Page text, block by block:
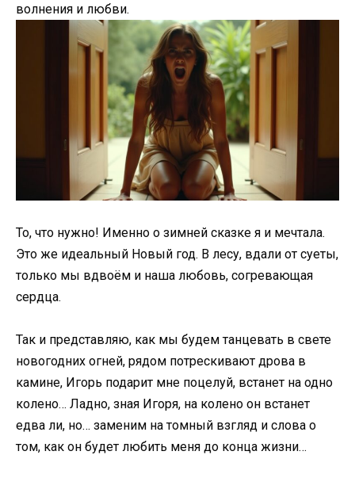
волнения и любви.
То, что нужно! Именно о зимней сказке я и мечтала.
Это же идеальный Новый год. В лесу, вдали от суеты,
только мы вдвоём и наша любовь, согревающая
сердца.
Так и представляю, как мы будем танцевать в свете
новогодних огней, рядом потрескивают дрова в
камине, Игорь подарит мне поцелуй, встанет на одно
колено… Ладно, зная Игоря, на колено он встанет
едва ли, но… заменим на томный взгляд и слова о
том, как он будет любить меня до конца жизни…